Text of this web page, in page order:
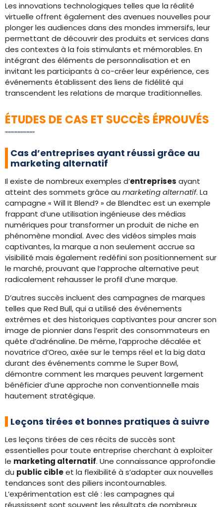
Les innovations technologiques telles que la réalité
virtuelle offrent également des avenues nouvelles pour
plonger les audiences dans des mondes immersifs, leur
permettant de découvrir des produits et services dans
des contextes à la fois stimulants et mémorables. En
intégrant des éléments de personnalisation et en
invitant les participants à co-créer leur expérience, ces
événements établissent des liens de fidélité qui
transcendent les relations de marque traditionnelles.
ÉTUDES DE CAS ET SUCCÈS ÉPROUVÉS
Cas d’entreprises ayant réussi grâce au
marketing alternatif
Il existe de nombreux exemples d’entreprises ayant
atteint des sommets grâce au marketing alternatif. La
campagne « Will It Blend? » de Blendtec est un exemple
frappant d’une utilisation ingénieuse des médias
numériques pour transformer un produit de niche en
phénomène mondial. Avec des vidéos simples mais
captivantes, la marque a non seulement accrue sa
visibilité mais également redéfini son positionnement sur
le marché, prouvant que l’approche alternative peut
radicalement rehausser le profil d’une marque.
D’autres succès incluent des campagnes de marques
telles que Red Bull, qui a utilisé des événements
extrêmes et des historiques captivantes pour ancrer son
image de pionnier dans l’esprit des consommateurs en
quête d’adrénaline. De même, l’approche décalée et
novatrice d’Oreo, axée sur le temps réel et la big data
durant des événements comme le Super Bowl,
démontre comment les marques peuvent largement
bénéficier d’une approche non conventionnelle mais
hautement stratégique.
Leçons tirées et bonnes pratiques à suivre
Les leçons tirées de ces récits de succès sont
essentielles pour toute entreprise cherchant à exploiter
le marketing alternatif. Une connaissance approfondie
du public cibleet la flexibilité à s’adapter aux nouvelles
tendances sont des piliers incontournables.
L’expérimentation est clé : les campagnes qui
réussissent sont souvent les résultats de nombreux